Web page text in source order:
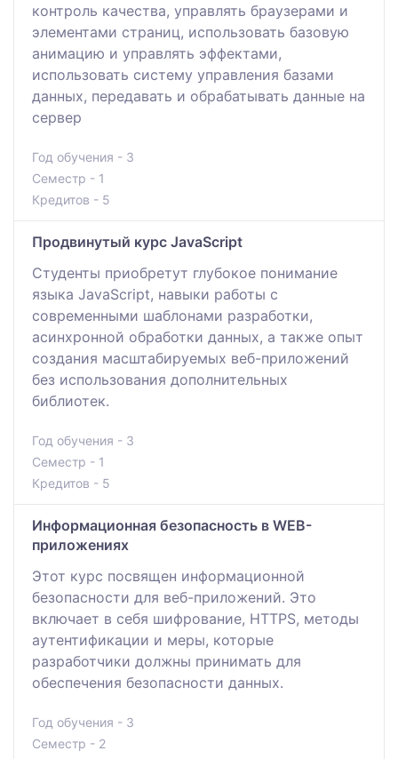
контроль качества, управлять браузерами и
элементами страниц, использовать базовую
анимацию и управлять эффектами,
использовать систему управления базами
данных, передавать и обрабатывать данные на
сервер
Год обучения - 3
Семестр - 1
Кредитов - 5
Продвинутый курс JavaScript
Студенты приобретут глубокое понимание
языка JavaScript, навыки работы с
современными шаблонами разработки,
асинхронной обработки данных, а также опыт
создания масштабируемых веб-приложений
без использования дополнительных
библиотек.
Год обучения - 3
Семестр - 1
Кредитов - 5
Информационная безопасность в WEB-
приложениях
Этот курс посвящен информационной
безопасности для веб-приложений. Это
включает в себя шифрование, HTTPS, методы
аутентификации и меры, которые
разработчики должны принимать для
обеспечения безопасности данных.
Год обучения - 3
Семестр - 2